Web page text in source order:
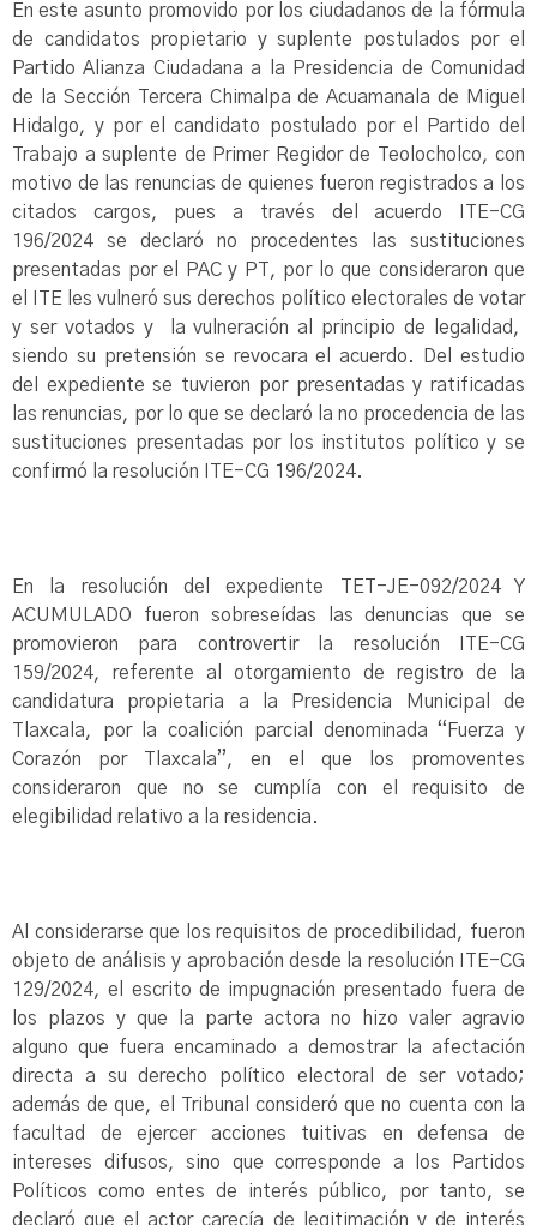
En este asunto promovido por los ciudadanos de la fórmula
de candidatos propietario y suplente postulados por el
Partido Alianza Ciudadana a la Presidencia de Comunidad
de la Sección Tercera Chimalpa de Acuamanala de Miguel
Hidalgo, y por el candidato postulado por el Partido del
Trabajo a suplente de Primer Regidor de Teolocholco, con
motivo de las renuncias de quienes fueron registrados a los
citados cargos, pues a través del acuerdo ITE-CG
196/2024 se declaró no procedentes las sustituciones
presentadas por el PAC y PT, por lo que consideraron que
el ITE les vulneró sus derechos político electorales de votar
y ser votados y la vulneración al principio de legalidad,
siendo su pretensión se revocara el acuerdo. Del estudio
del expediente se tuvieron por presentadas y ratificadas
las renuncias, por lo que se declaró la no procedencia de las
sustituciones presentadas por los institutos político y se
confirmó la resolución ITE-CG 196/2024.
En la resolución del expediente TET-JE-092/2024 Y
ACUMULADO fueron sobreseídas las denuncias que se
promovieron para controvertir la resolución ITE-CG
159/2024, referente al otorgamiento de registro de la
candidatura propietaria a la Presidencia Municipal de
Tlaxcala, por la coalición parcial denominada “Fuerza y
Corazón por Tlaxcala”, en el que los promoventes
consideraron que no se cumplía con el requisito de
elegibilidad relativo a la residencia.
Al considerarse que los requisitos de procedibilidad, fueron
objeto de análisis y aprobación desde la resolución ITE-CG
129/2024, el escrito de impugnación presentado fuera de
los plazos y que la parte actora no hizo valer agravio
alguno que fuera encaminado a demostrar la afectación
directa a su derecho político electoral de ser votado;
además de que, el Tribunal consideró que no cuenta con la
facultad de ejercer acciones tuitivas en defensa de
intereses difusos, sino que corresponde a los Partidos
Políticos como entes de interés público, por tanto, se
declaró que el actor carecía de legitimación y de interés